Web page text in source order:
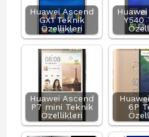
Huawei Ascend
GX1 Teknik
Özellikleri
Y540
Huawei Ascend
P7 mini Teknik
Özellikleri
6P